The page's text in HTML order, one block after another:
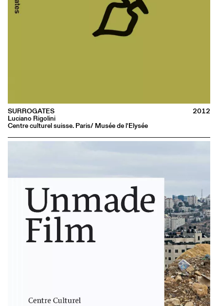
SURROGATES
Luciano Rigolini
Centre culturel suisse. Paris/ Musée de l'Elysée
2012